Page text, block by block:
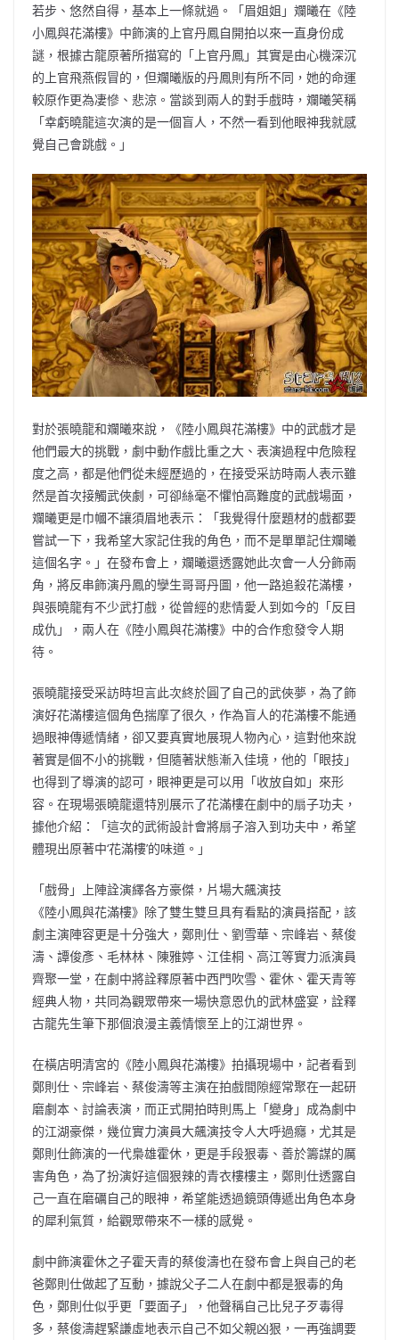
若步、悠然自得，基本上一條就過。「眉姐姐」斕曦在《陸
小鳳與花滿樓》中飾演的上官丹鳳自開拍以來一直身份成
謎，根據古龍原著所描寫的「上官丹鳳」其實是由心機深沉
的上官飛燕假冒的，但斕曦版的丹鳳則有所不同，她的命運
較原作更為凄慘、悲涼。當談到兩人的對手戲時，斕曦笑稱
「幸虧曉龍這次演的是一個盲人，不然一看到他眼神我就感
覺自己會跳戲。」
對於張曉龍和斕曦來說，《陸小鳳與花滿樓》中的武戲才是
他們最大的挑戰，劇中動作戲比重之大、表演過程中危險程
度之高，都是他們從未經歷過的，在接受采訪時兩人表示雖
然是首次接觸武俠劇，可卻絲毫不懼怕高難度的武戲場面，
斕曦更是巾幗不讓須眉地表示：「我覺得什麼題材的戲都要
嘗試一下，我希望大家記住我的角色，而不是單單記住斕曦
這個名字。」在發布會上，斕曦還透露她此次會一人分飾兩
角，將反串飾演丹鳳的孿生哥哥丹圖，他一路追殺花滿樓，
與張曉龍有不少武打戲，從曾經的悲情愛人到如今的「反目
成仇」，兩人在《陸小鳳與花滿樓》中的合作愈發令人期
待。
張曉龍接受采訪時坦言此次終於圓了自己的武俠夢，為了飾
演好花滿樓這個角色揣摩了很久，作為盲人的花滿樓不能通
過眼神傳遞情緒，卻又要真實地展現人物內心，這對他來說
著實是個不小的挑戰，但隨著狀態漸入佳境，他的「眼技」
也得到了導演的認可，眼神更是可以用「收放自如」來形
容。在現場張曉龍還特別展示了花滿樓在劇中的扇子功夫，
據他介紹：「這次的武術設計會將扇子溶入到功夫中，希望
體現出原著中‘花滿樓’的味道。」
「戲骨」上陣詮演繹各方豪傑，片場大飆演技
《陸小鳳與花滿樓》除了雙生雙旦具有看點的演員搭配，該
劇主演陣容更是十分強大，鄭則仕、劉雪華、宗峰岩、蔡俊
濤、譚俊彥、毛林林、陳雅婷、江佳桐、高江等實力派演員
齊聚一堂，在劇中將詮釋原著中西門吹雪、霍休、霍天青等
經典人物，共同為觀眾帶來一場快意恩仇的武林盛宴，詮釋
古龍先生筆下那個浪漫主義情懷至上的江湖世界。
在橫店明清宮的《陸小鳳與花滿樓》拍攝現場中，記者看到
鄭則仕、宗峰岩、蔡俊濤等主演在拍戲間隙經常聚在一起研
磨劇本、討論表演，而正式開拍時則馬上「變身」成為劇中
的江湖豪傑，幾位實力演員大飆演技令人大呼過癮，尤其是
鄭則仕飾演的一代梟雄霍休，更是手段狠毒、善於籌謀的厲
害角色，為了扮演好這個狠辣的青衣樓樓主，鄭則仕透露自
己一直在磨礪自己的眼神，希望能透過鏡頭傳遞出角色本身
的犀利氣質，給觀眾帶來不一樣的感覺。
劇中飾演霍休之子霍天青的蔡俊濤也在發布會上與自己的老
爸鄭則仕做起了互動，據說父子二人在劇中都是狠毒的角
色，鄭則仕似乎更「要面子」，他聲稱自己比兒子歹毒得
多，蔡俊濤趕緊謙虛地表示自己不如父親凶狠，一再強調要